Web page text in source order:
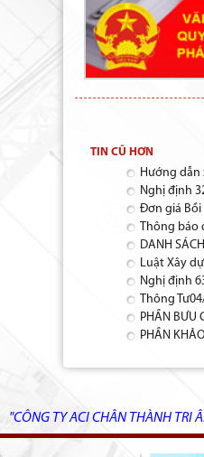
TIN CŨ HƠN
Hướng
Nghị định
Đơn giá Bồi
Thông báo
DANH
Luật Xây
Nghị định
Thông
PHẦN BƯU
PHẦN
"CÔNG TY ACI CHÂN THÀNH TRI